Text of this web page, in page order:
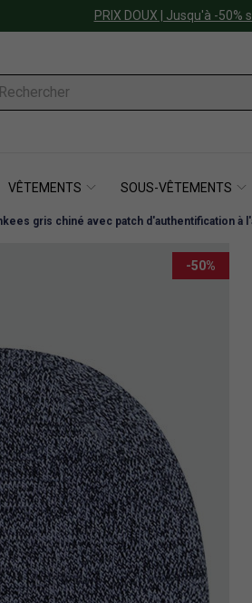
PRIX DOUX | Jusqu'à -50%
VÊTEMENTS SOUS-VÊTEMENTS
gris chiné avec patch d'authentification à
-50%